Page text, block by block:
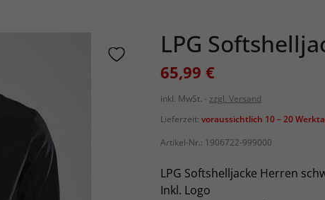
LPG
65,99 €
inkl. MwSt.
zzgl. Versand
Lieferzeit: voraussichtlich 10 – 20
Artikel-Nr.: 1906722-999000
LPG Softshelljacke Herren
Inkl. Logo